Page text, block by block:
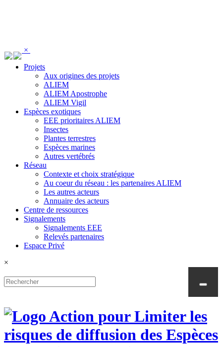
×
Projets
Aux origines des projets
ALIEM
ALIEM Apostrophe
ALIEM Vigil
Espèces exotiques
EEE prioritaires ALIEM
Insectes
Plantes terrestres
Espèces marines
Autres vertébrés
Réseau
Contexte et choix stratégique
Au coeur du réseau : les partenaires ALIEM
Les autres acteurs
Annuaire des acteurs
Centre de ressources
Signalements
Signalements EEE
Relevés partenaires
Espace Privé
×